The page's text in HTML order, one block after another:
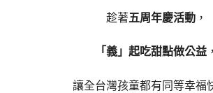
趁著五周年慶活動 ，
「義」起吃甜點做公益 ，
讓全台灣孩童都有同等幸福